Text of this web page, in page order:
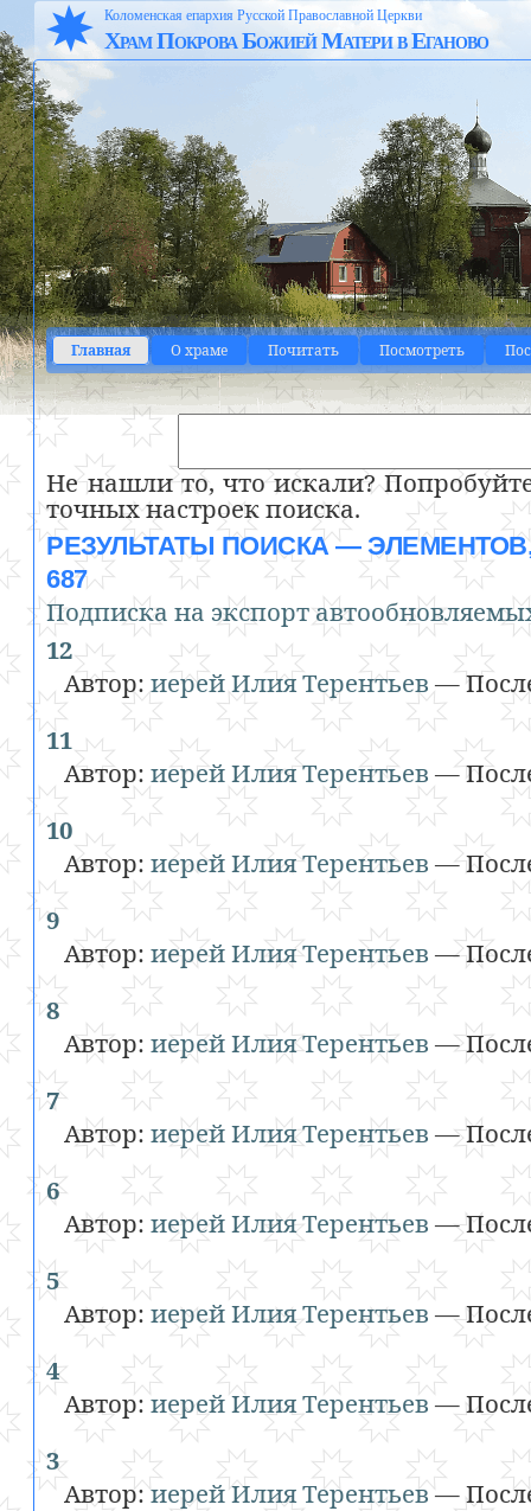
Коломенская епархия Русской Православной Церкви
Храм Покрова Божией Матери в Еганово
Главная О храме Почитать Посмотреть
Не нашли то, что искали?
точных настроек поиска.
РЕЗУЛЬТАТЫ ПОИСКА —
687
Подписка на экспорт
12
Автор:иерей Илия Терентьев —
11
Автор:иерей Илия Терентьев —
10
Автор:иерей Илия Терентьев —
9
Автор:иерей Илия Терентьев —
8
Автор:иерей Илия Терентьев —
7
Автор:иерей Илия Терентьев —
6
Автор:иерей Илия Терентьев —
5
Автор:иерей Илия Терентьев —
4
Автор:иерей Илия Терентьев —
3
Автор:иерей Илия Терентьев—